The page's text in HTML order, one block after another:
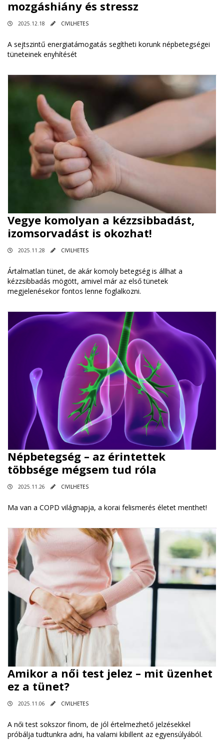
mozgáshiány és stressz
2025.12.18 CIVILHETES
A sejtszintű energiatámogatás segítheti korunk népbetegségei
tüneteinek enyhítését
Vegye komolyan a kézzsibbadást,
izomsorvadást is okozhat!
2025.11.28 CIVILHETES
Ártalmatlan tünet, de akár komoly betegség is állhat a
kézzsibbadás mögött, amivel már az első tünetek
megjelenésekor fontos lenne foglalkozni.
Népbetegség – az érintettek
többsége mégsem tud róla
2025.11.26 CIVILHETES
Ma van a COPD világnapja, a korai felismerés életet menthet!
Amikor a női test jelez – mit üzenhet
ez a tünet?
2025.11.06 CIVILHETES
A női test sokszor finom, de jól értelmezhető jelzésekkel
próbálja tudtunkra adni, ha valami kibillent az egyensúlyából.